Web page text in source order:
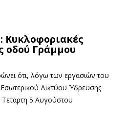
Κυκλοφοριακές
οδού Γράμμου
ότι, λόγω των εργασιών του
Δικτύου Ύδρευσης
Τετάρτη 5 Αυγούστου